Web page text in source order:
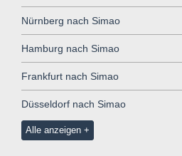
Nürnberg nach Simao
Hamburg nach Simao
Frankfurt nach Simao
Düsseldorf nach Simao
Alle anzeigen